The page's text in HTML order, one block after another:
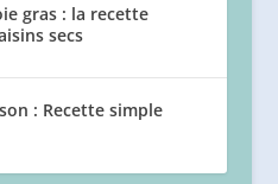
gras : la recette
secs
: Recette simple